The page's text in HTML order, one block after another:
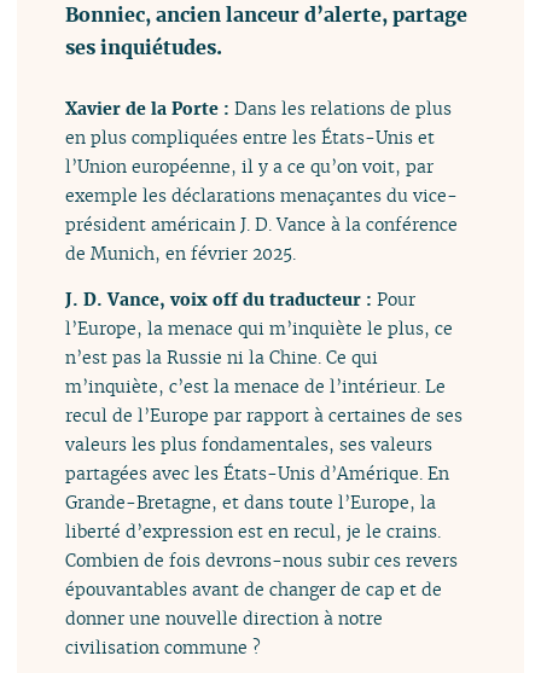
Bonniec, ancien lanceur d’alerte, partage
ses inquiétudes.
Xavier de la Porte :Dans les relations de plus
en plus compliquées entre les États-Unis et
l’Union européenne, il y a ce qu’on voit, par
exemple les déclarations menaçantes du vice-
président américain J. D. Vance à la conférence
de Munich, en février 2025.
J. D. Vance, voix off du traducteur :Pour
l’Europe, la menace qui m’inquiète le plus, ce
n’est pas la Russie ni la Chine. Ce qui
m’inquiète, c’est la menace de l’intérieur. Le
recul de l’Europe par rapport à certaines de ses
valeurs les plus fondamentales, ses valeurs
partagées avec les États-Unis d’Amérique. En
Grande-Bretagne, et dans toute l’Europe, la
liberté d’expression est en recul, je le crains.
Combien de fois devrons-nous subir ces revers
épouvantables avant de changer de cap et de
donner une nouvelle direction à notre
civilisation commune ?